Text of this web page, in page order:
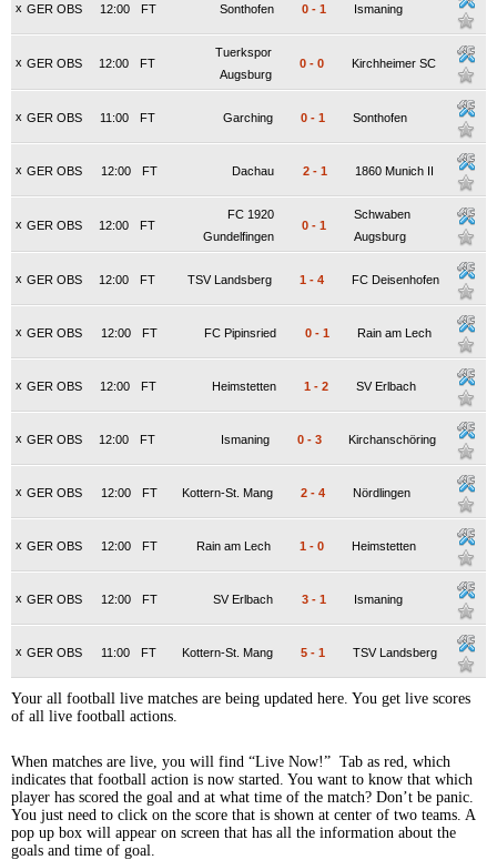
x GER OBS FT
12:00 Sonthofen 0 - 1 Ismaning
x GER OBS FT
12:00
Tuerkspor
Augsburg
0 - 0 Kirchheimer SC
x GER OBS FT
11:00 Garching 0 - 1 Sonthofen
x GER OBS FT
12:00 Dachau 2 - 1 1860 Munich II
x GER OBS FT
12:00
FC 1920
Gundelfingen
0 - 1
Schwaben
Augsburg
x GER OBS FT
12:00 TSV Landsberg 1 - 4 FC Deisenhofen
x GER OBS FT
12:00 FC Pipinsried 0 - 1 Rain am Lech
x GER OBS FT
12:00 Heimstetten 1 - 2 SV Erlbach
x GER OBS FT
12:00 Ismaning 0 - 3 Kirchanschöring
x GER OBS FT
12:00 Kottern-St. Mang 2 - 4 Nördlingen
x GER OBS FT
12:00 Rain am Lech 1 - 0 Heimstetten
x GER OBS FT
12:00 SV Erlbach 3 - 1 Ismaning
x GER OBS FT
11:00 Kottern-St. Mang 5 - 1 TSV Landsberg
Your all football live matches are being updated here. You get live scores
of all live football actions.
When matches are live, you will find “Live Now!” Tab as red, which
indicates that football action is now started. You want to know that which
player has scored the goal and at what time of the match? Don’t be panic.
You just need to click on the score that is shown at center of two teams. A
pop up box will appear on screen that has all the information about the
goals and time of goal.